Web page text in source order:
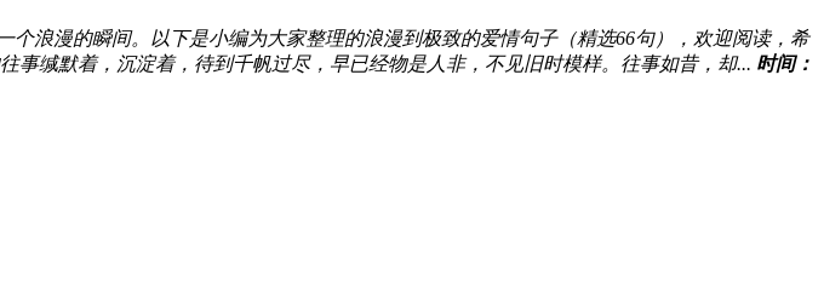
浪漫的瞬间。以下是小编为大家整理的浪漫到极致的爱情句子（精选66句），欢迎阅读，希
缄默着，沉淀着，待到千帆过尽，早已经物是人非，不见旧时模样。往事如昔，却... 时间：